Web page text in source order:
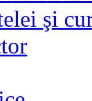
şi